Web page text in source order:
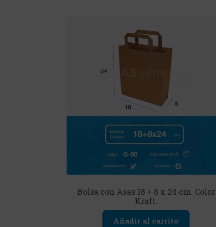
Bolsa con Asas 18 + 8 x 24 cm. Color
Kraft.
Añadir al carrito